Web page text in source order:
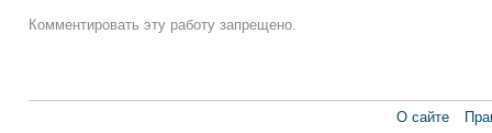
Комментировать эту работу запрещено.
О сайте